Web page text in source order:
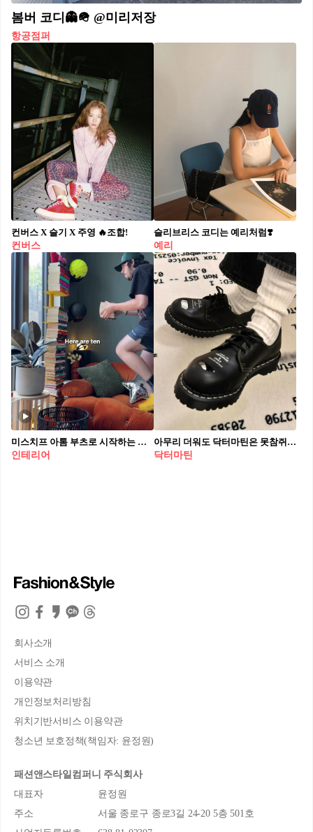
봄버 코디👻🪖 @미리저장
항공점퍼
컨버스 X 슬기 X 주영 🔥조합!
컨버스
슬리브리스 코디는 예리처럼❣️
예리
미스치프 아톰 부츠로 시작하는 인테리어🪴📚
인테리어
아무리 더워도 닥터마틴은 못참쥐!!👞
닥터마틴
회사소개
서비스 소개
이용약관
개인정보처리방침
위치기반서비스 이용약관
청소년 보호정책(책임자: 윤정원)
패션앤스타일컴퍼니 주식회사
대표자
윤정원
주소
서울 종로구 종로3길 24-20 5층 501호